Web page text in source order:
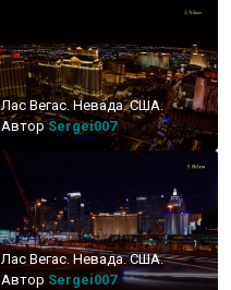
Лас Вегас. Невада. США.
АвторSergei007
Лас Вегас. Невада. США.
Автор Sergei007